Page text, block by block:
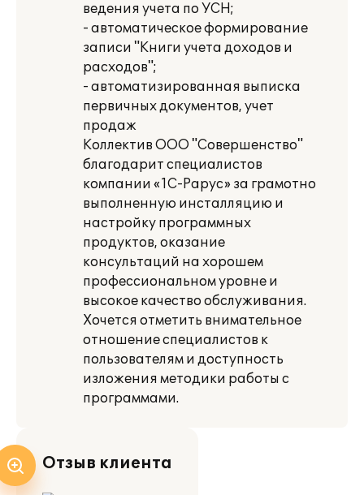
ведения учета по УСН;
- автоматическое формирование
записи "Книги учета доходов и
расходов";
- автоматизированная выписка
первичных документов, учет
продаж
Коллектив ООО "Совершенство"
благодарит специалистов
компании «1С-Рарус» за грамотно
выполненную инсталляцию и
настройку программных
продуктов, оказание
консультаций на хорошем
профессиональном уровне и
высокое качество обслуживания.
Хочется отметить внимательное
отношение специалистов к
пользователям и доступность
изложения методики работы с
программами.
Отзыв клиента